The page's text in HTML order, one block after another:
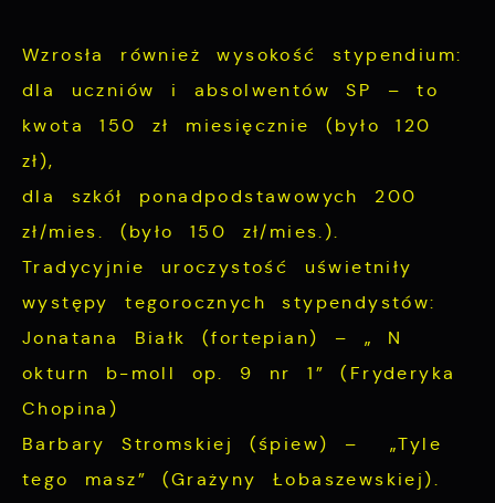
Wzrosła również wysokość stypendium:
dla uczniów i absolwentów SP – to
kwota 150 zł miesięcznie (było 120
zł),
dla szkół ponadpodstawowych 200
zł/mies. (było 150 zł/mies.).
Tradycyjnie uroczystość uświetniły
występy tegorocznych stypendystów:
Jonatana Białk (fortepian) – „ N
okturn b-moll op. 9 nr 1” (Fryderyka
Chopina)
Barbary Stromskiej (śpiew) – „Tyle
tego masz” (Grażyny Łobaszewskiej).